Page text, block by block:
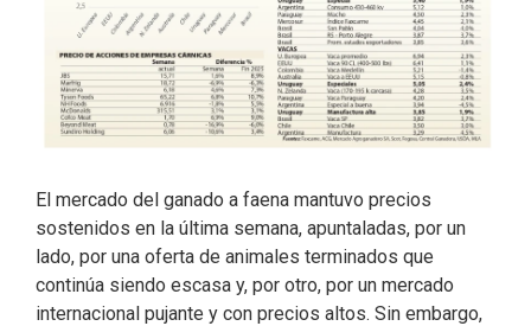
El mercado del ganado a faena mantuvo precios
sostenidos en la última semana, apuntaladas, por un
lado, por una oferta de animales terminados que
continúa siendo escasa y, por otro, por un mercado
internacional pujante y con precios altos. Sin embargo,